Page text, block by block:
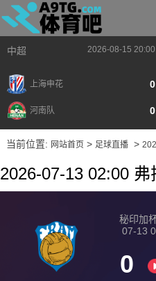
中超 2026-08-15 20:00
上海申花 0
河南队 0
当前位置: 网站首页> 足球直播>
2026-07-13 02:00
秘印加
07-13
0